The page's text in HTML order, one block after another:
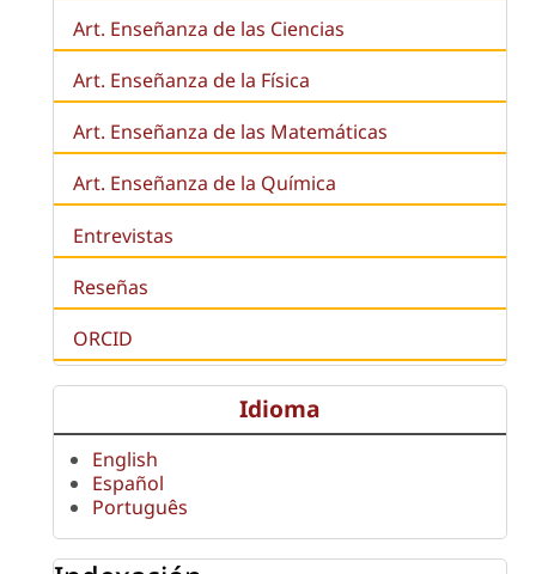
Art. Enseñanza de las Ciencias
Art. Enseñanza de la Física
Art. Enseñanza de las Matemáticas
Art. Enseñanza de la Química
Entrevistas
Reseñas
ORCID
Idioma
English
Español
Português